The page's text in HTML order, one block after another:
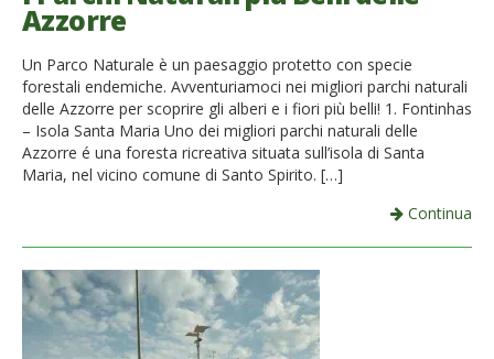
Azzorre
Un Parco Naturale è un paesaggio protetto con specie
forestali endemiche. Avventuriamoci nei migliori parchi naturali
delle Azzorre per scoprire gli alberi e i fiori più belli! 1. Fontinhas
– Isola Santa Maria Uno dei migliori parchi naturali delle
Azzorre é una foresta ricreativa situata sull’isola di Santa
Maria, nel vicino comune di Santo Spirito. […]
Continua